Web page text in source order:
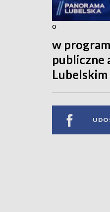
o
w
publiczne
Lubelskim